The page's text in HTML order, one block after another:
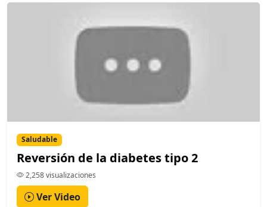
Saludable
Reversión de la diabetes tipo 2
2,258 visualizaciones
Ver Video